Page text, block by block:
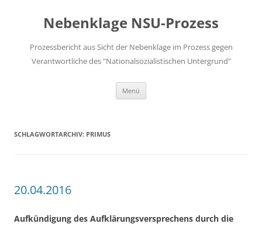
springenNebenklage NSU-Prozess
Prozessbericht aus Sicht der Nebenklage im Prozess gegen
Verantwortliche des "Nationalsozialistischen Untergrund"
Menü
SCHLAGWORTARCHIV: PRIMUS
20.04.2016
Aufkündigung des Aufklärungsversprechens durch die